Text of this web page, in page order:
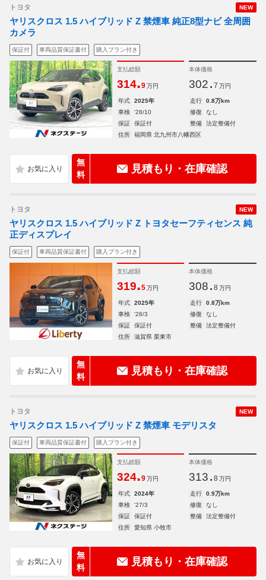
NEW
トヨタ
ヤリスクロス 1.5 ハイブリッド Z 禁煙車 純正8型ナビ 全周囲
カメラ
保証付 車両品質保証書付 購入プラン付き
支払総額
314.9 万円
本体価格
302. 7 万円
年式 2025年 走行
0.8万km
車検
'28/10 修復
なし
保証
保証付 整備
法定整備付
住所
福岡県 北九州市八幡西区
無
料
見積もり・在庫確認
NEW
トヨタ
ヤリスクロス 1.5 ハイブリッド Z トヨタセーフティセンス 純
正ディスプレイ
保証付 車両品質保証書付 購入プラン付き
支払総額
319.5 万円
本体価格
308. 8 万円
年式 2025年 走行
0.8万km
車検
'28/3 修復
なし
保証
保証付 整備
法定整備付
住所
滋賀県 栗東市
無
料
見積もり・在庫確認
NEW
トヨタ
ヤリスクロス 1.5 ハイブリッド Z 禁煙車 モデリスタ
保証付 車両品質保証書付 購入プラン付き
支払総額
324.9 万円
本体価格
313. 8 万円
年式 2024年 走行
0.9万km
車検
'27/3 修復
なし
保証
保証付 整備
法定整備付
住所
愛知県 小牧市
無
料
見積もり・在庫確認